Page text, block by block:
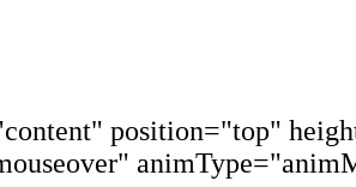
position="top"